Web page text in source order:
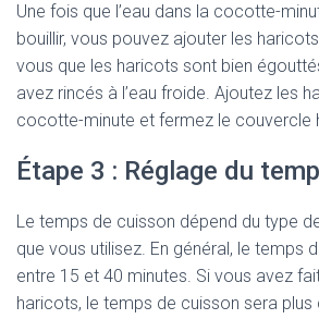
Une fois que l’eau dans la cocotte-
bouillir, vous pouvez ajouter les
vous que les haricots sont bien
avez rincés à l’eau froide. Ajoutez les
cocotte-minute et fermez le couvercle
Étape 3 : Réglage du
Le temps de cuisson dépend du type
que vous utilisez. En général, le temps
entre 15 et 40 minutes. Si vous avez
haricots, le temps de cuisson sera plus